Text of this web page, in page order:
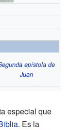
epístola de
Juan
especial que
. Es la